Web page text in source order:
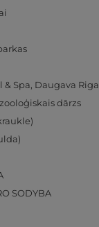
& Spa, Daugava Riga
dārzs
SODYBA